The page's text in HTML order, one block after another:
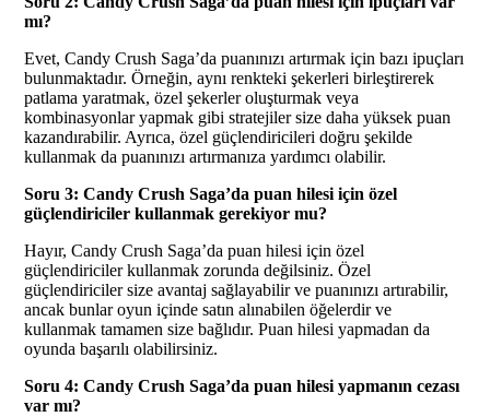
mı?
Evet, Candy Crush Saga’da puanınızı artırmak için bazı ipuçları
bulunmaktadır. Örneğin, aynı renkteki şekerleri birleştirerek
patlama yaratmak, özel şekerler oluşturmak veya
kombinasyonlar yapmak gibi stratejiler size daha yüksek puan
kazandırabilir. Ayrıca, özel güçlendiricileri doğru şekilde
kullanmak da puanınızı artırmanıza yardımcı olabilir.
Soru 3: Candy Crush Saga’da puan hilesi için özel
güçlendiriciler kullanmak gerekiyor mu?
Hayır, Candy Crush Saga’da puan hilesi için özel
güçlendiriciler kullanmak zorunda değilsiniz. Özel
güçlendiriciler size avantaj sağlayabilir ve puanınızı artırabilir,
ancak bunlar oyun içinde satın alınabilen öğelerdir ve
kullanmak tamamen size bağlıdır. Puan hilesi yapmadan da
oyunda başarılı olabilirsiniz.
Soru 4: Candy Crush Saga’da puan hilesi yapmanın cezası
var mı?